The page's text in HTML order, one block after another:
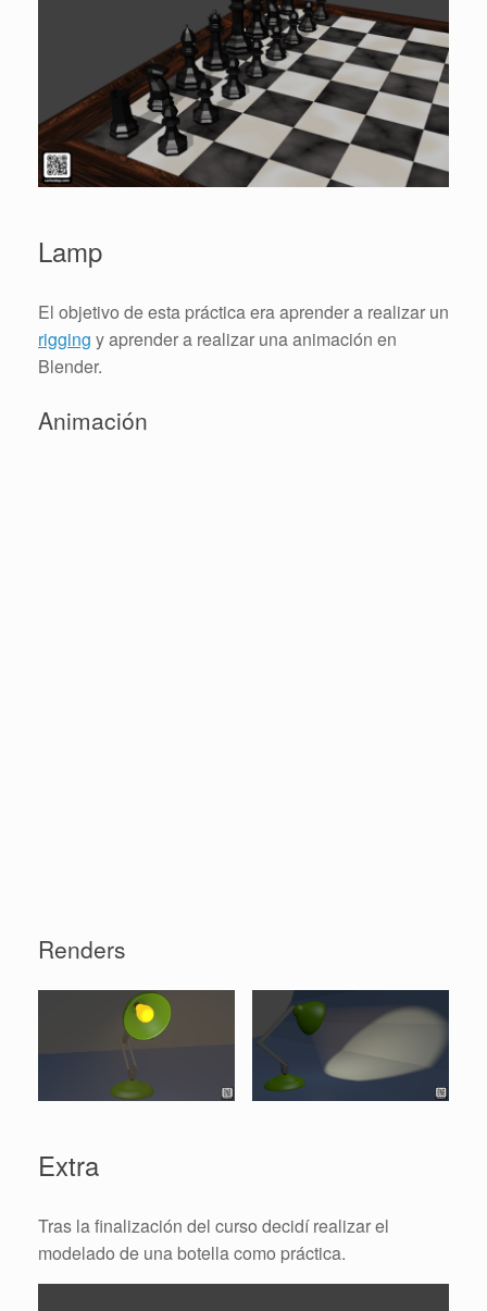
Lamp
El objetivo de esta práctica era aprender a realizar un
rigging y aprender a realizar una animación en
Blender.
Animación
Renders
Extra
Tras la finalización del curso decidí realizar el
modelado de una botella como práctica.